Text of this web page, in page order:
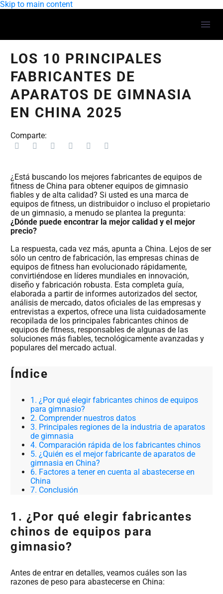
Skip to main content
LOS 10 PRINCIPALES
FABRICANTES DE
APARATOS DE GIMNASIA
EN CHINA 2025
Comparte:
¿Está buscando los mejores fabricantes de equipos de
fitness de China para obtener equipos de gimnasio
fiables y de alta calidad? Si usted es una marca de
equipos de fitness, un distribuidor o incluso el propietario
de un gimnasio, a menudo se plantea la pregunta:
¿Dónde puede encontrar la mejor calidad y el mejor
precio?
La respuesta, cada vez más, apunta a China. Lejos de ser
sólo un centro de fabricación, las empresas chinas de
equipos de fitness han evolucionado rápidamente,
convirtiéndose en líderes mundiales en innovación,
diseño y fabricación robusta. Esta completa guía,
elaborada a partir de informes autorizados del sector,
análisis de mercado, datos oficiales de las empresas y
entrevistas a expertos, ofrece una lista cuidadosamente
recopilada de los principales fabricantes chinos de
equipos de fitness, responsables de algunas de las
soluciones más fiables, tecnológicamente avanzadas y
populares del mercado actual.
Índice
1. ¿Por qué elegir fabricantes chinos de equipos
para gimnasio?
2. Comprender nuestros datos
3. Principales regiones de la industria de aparatos
de gimnasia
4. Comparación rápida de los fabricantes chinos
5. ¿Quién es el mejor fabricante de aparatos de
gimnasia en China?
6. Factores a tener en cuenta al abastecerse en
China
7. Conclusión
1. ¿Por qué elegir fabricantes
chinos de equipos para
gimnasio?
Antes de entrar en detalles, veamos cuáles son las
razones de peso para abastecerse en China: